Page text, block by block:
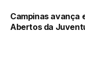
Campinas avança
Abertos da